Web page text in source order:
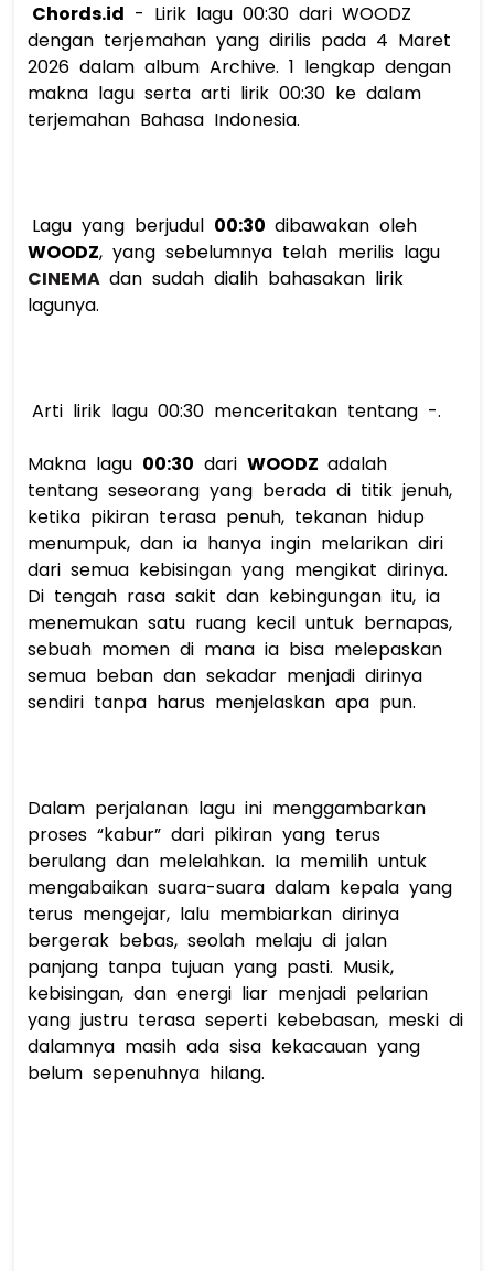
Chords.id - Lirik lagu 00:30 dari WOODZ
dengan terjemahan yang dirilis pada 4 Maret
2026 dalam album Archive. 1 lengkap dengan
makna lagu serta arti lirik 00:30 ke dalam
terjemahan Bahasa Indonesia.
Lagu yang berjudul 00:30
WOODZ
CINEMA dan sudah dialih bahasakan lirik
lagunya.
Arti lirik lagu 00:30 menceritakan tentang -.
Makna lagu 00:30 dari WOODZ adalah
tentang seseorang yang berada di titik jenuh,
ketika pikiran terasa penuh, tekanan hidup
menumpuk, dan ia hanya ingin melarikan diri
dari semua kebisingan yang mengikat dirinya.
Di tengah rasa sakit dan kebingungan itu, ia
menemukan satu ruang kecil untuk bernapas,
sebuah momen di mana ia bisa melepaskan
semua beban dan sekadar menjadi dirinya
sendiri tanpa harus menjelaskan apa pun.
Dalam perjalanan lagu ini menggambarkan
proses “kabur” dari pikiran yang terus
berulang dan melelahkan. Ia memilih untuk
mengabaikan suara-suara dalam kepala yang
terus mengejar, lalu membiarkan dirinya
bergerak bebas, seolah melaju di jalan
panjang tanpa tujuan yang pasti. Musik,
kebisingan, dan energi liar menjadi pelarian
yang justru terasa seperti kebebasan, meski di
dalamnya masih ada sisa kekacauan yang
belum sepenuhnya hilang.